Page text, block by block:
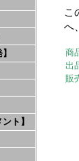
ト】
こ
へ
商
出
販